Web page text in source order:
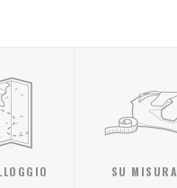
SU MISURA